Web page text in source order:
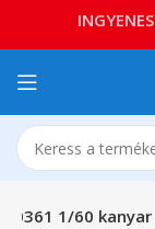
30361 1/60